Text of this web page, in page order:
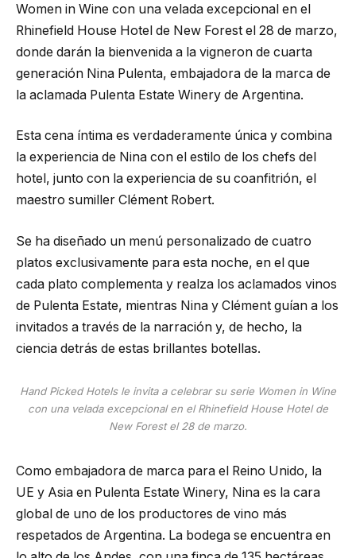
Women in Wine con una velada excepcional en el
Rhinefield House Hotel de New Forest el 28 de marzo,
donde darán la bienvenida a la vigneron de cuarta
generación Nina Pulenta, embajadora de la marca de
la aclamada Pulenta Estate Winery de Argentina.
Esta cena íntima es verdaderamente única y combina
la experiencia de Nina con el estilo de los chefs del
hotel, junto con la experiencia de su coanfitrión, el
maestro sumiller Clément Robert.
Se ha diseñado un menú personalizado de cuatro
platos exclusivamente para esta noche, en el que
cada plato complementa y realza los aclamados vinos
de Pulenta Estate, mientras Nina y Clément guían a los
invitados a través de la narración y, de hecho, la
ciencia detrás de estas brillantes botellas.
Hand Picked Hotels le invita a celebrar su serie Women in Wine
con una velada excepcional en el Rhinefield House Hotel de
New Forest el 28 de marzo.
Como embajadora de marca para el Reino Unido, la
UE y Asia en Pulenta Estate Winery, Nina es la cara
global de uno de los productores de vino más
respetados de Argentina. La bodega se encuentra en